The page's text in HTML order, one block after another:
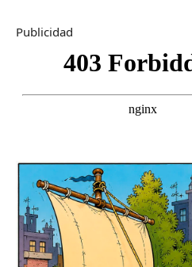
Publicidad